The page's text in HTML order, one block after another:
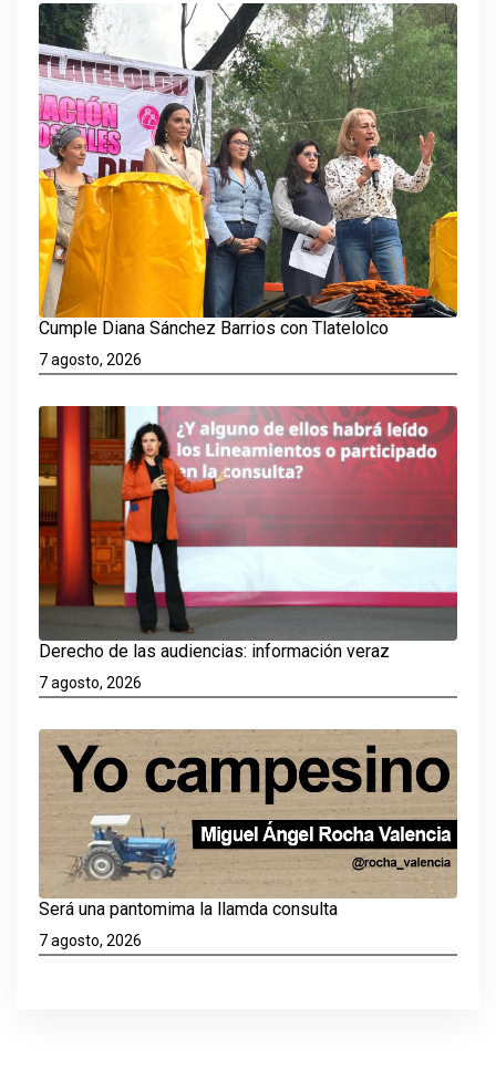
Cumple Diana Sánchez Barrios con Tlatelolco
7 agosto, 2026
Derecho de las audiencias: información veraz
7 agosto, 2026
Será una pantomima la llamda consulta
7 agosto, 2026